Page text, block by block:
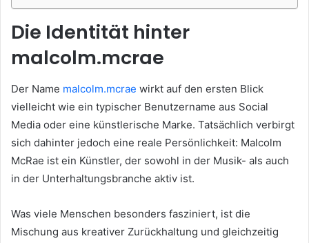
Die Identität hinter
malcolm.mcrae
Der Name malcolm.mcrae wirkt auf den ersten Blick
vielleicht wie ein typischer Benutzername aus Social
Media oder eine künstlerische Marke. Tatsächlich verbirgt
sich dahinter jedoch eine reale Persönlichkeit: Malcolm
McRae ist ein Künstler, der sowohl in der Musik- als auch
in der Unterhaltungsbranche aktiv ist.
Was viele Menschen besonders fasziniert, ist die
Mischung aus kreativer Zurückhaltung und gleichzeitig